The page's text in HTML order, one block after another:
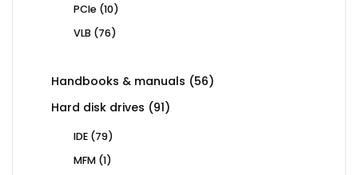
PCIe 1010
VLB 7676
Handbooks & manuals 5656
Hard disk drives 9191
IDE 7979
MFM 11